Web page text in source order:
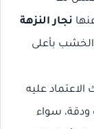
نجار النزهة
بأعلى
الاعتماد عليه
ودقة، سواء